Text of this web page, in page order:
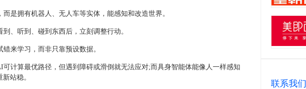
是拥有机器人、无人车等实体，能感知和改造世界。
、听到、碰到东西后，立刻调整行动。
来学习，而非只靠预设数据。
计算最优路径，但遇到障碍或滑倒就无法应对;而具身智能体能像人一样感知
站稳。
联系我们